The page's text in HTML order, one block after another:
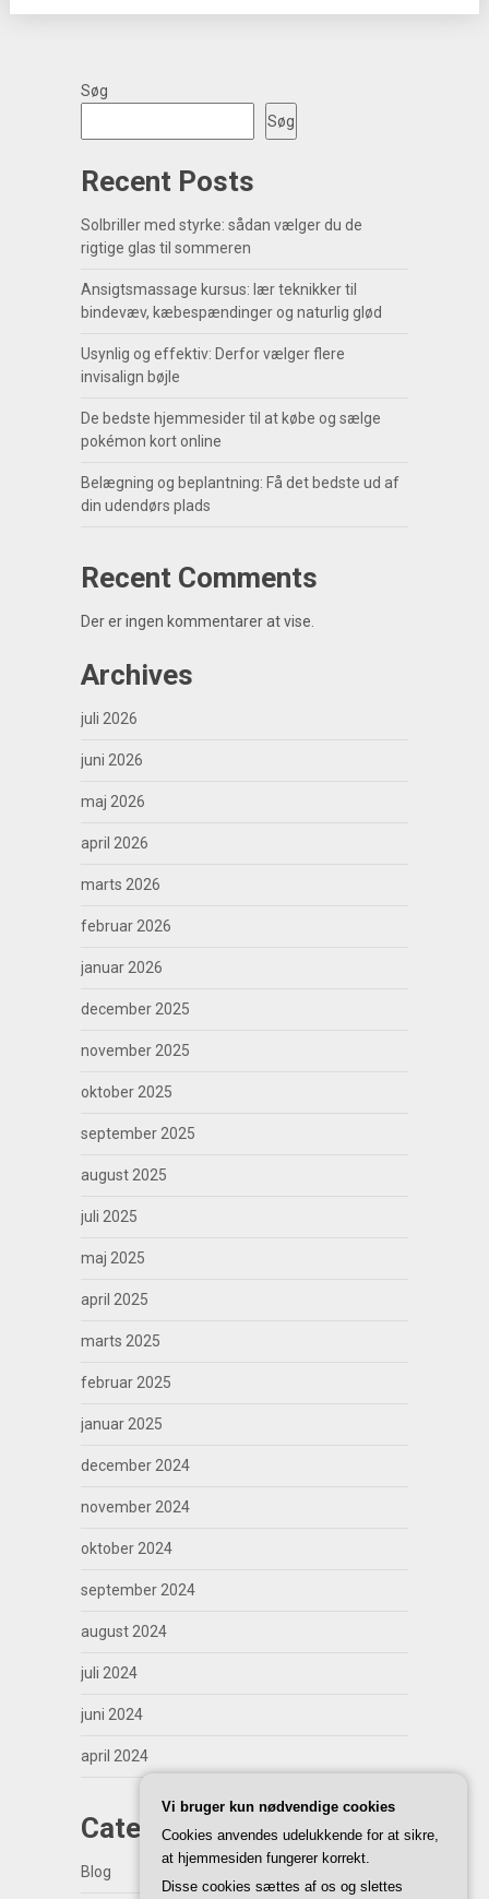
Søg
Søg
Recent Posts
Solbriller med styrke: sådan vælger du de
rigtige glas til sommeren
Ansigtsmassage kursus: lær teknikker til
bindevæv, kæbespændinger og naturlig glød
Usynlig og effektiv: Derfor vælger flere
invisalign bøjle
De bedste hjemmesider til at købe og sælge
pokémon kort online
Belægning og beplantning: Få det bedste ud af
din udendørs plads
Recent Comments
Der er ingen kommentarer at vise.
Archives
juli 2026
juni 2026
maj 2026
april 2026
marts 2026
februar 2026
januar 2026
december 2025
november 2025
oktober 2025
september 2025
august 2025
juli 2025
maj 2025
april 2025
marts 2025
februar 2025
januar 2025
december 2024
november 2024
oktober 2024
september 2024
august 2024
juli 2024
juni 2024
april 2024
Categories
Blog
Vi bruger kun nødvendige cookies
Cookies anvendes udelukkende for at sikre,
at hjemmesiden fungerer korrekt.
Disse cookies sættes af os og slettes